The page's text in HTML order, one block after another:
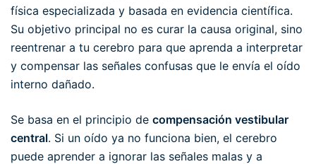
física especializada y basada en evidencia científica.
Su objetivo principal no es curar la causa original, sino
reentrenar a tu cerebro para que aprenda a interpretar
y compensar las señales confusas que le envía el oído
interno dañado.
Se basa en el principio de compensación vestibular
central. Si un oído ya no funciona bien, el cerebro
puede aprender a ignorar las señales malas y a